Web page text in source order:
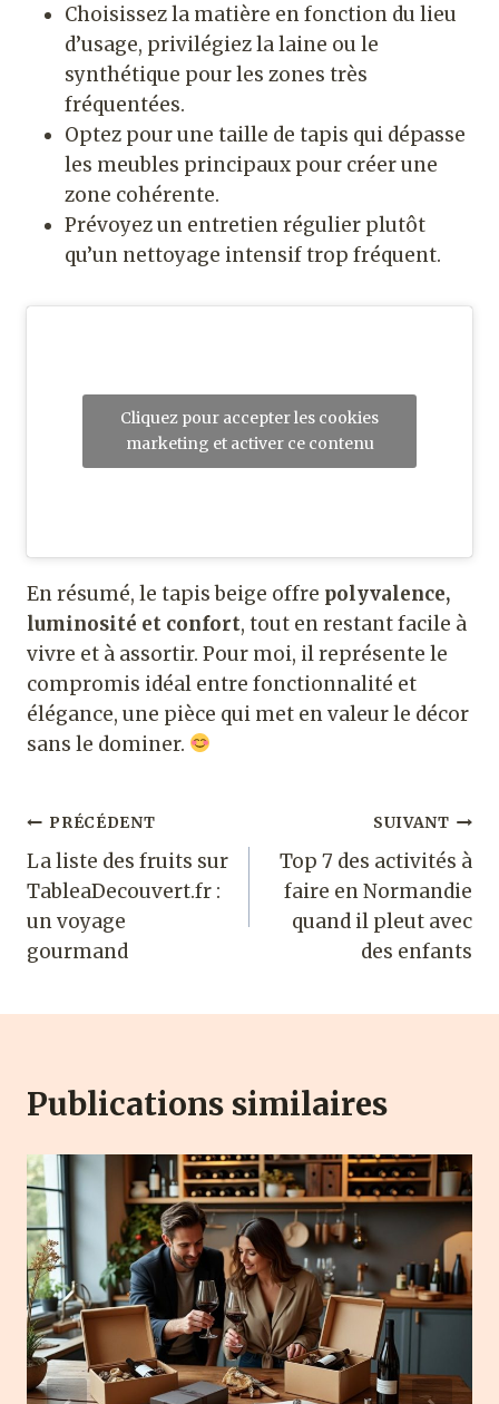
Choisissez la matière en fonction du lieu
d’usage, privilégiez la laine ou le
synthétique pour les zones très
fréquentées.
Optez pour une taille de tapis qui dépasse
les meubles principaux pour créer une
zone cohérente.
Prévoyez un entretien régulier plutôt
qu’un nettoyage intensif trop fréquent.
Cliquez pour accepter les cookies
marketing et activer ce contenu
En résumé, le tapis beige offre polyvalence,
luminosité et confort, tout en restant facile à
vivre et à assortir. Pour moi, il représente le
compromis idéal entre fonctionnalité et
élégance, une pièce qui met en valeur le décor
sans le dominer.
Navigation
de
l’article
PRÉCÉDENT
La liste des fruits sur
TableaDecouvert.fr :
un voyage
gourmand
SUIVANT
Top 7 des activités à
faire en Normandie
quand il pleut avec
des enfants
Publications similaires